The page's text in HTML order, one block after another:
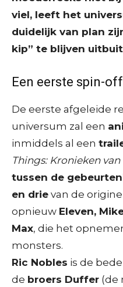
viel, leeft het
duidelijk van plan
kip” te blijven
Een eerste spin-
De eerste afgeleide
universum zal een
inmiddels al een
Things: Kronieken van
tussen de
en drie van de
opnieuw Eleven,
Max, die het
monsters.
Ric Nobles is de
de broers Duffer (de